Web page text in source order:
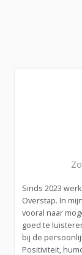
Sinds 2023
Overstap. In
vooral naar
goed te
bij de
Positiviteit,